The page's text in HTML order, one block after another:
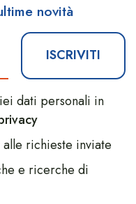
novità
ISCRIVITI
dati personali in
richieste inviate
e ricerche di